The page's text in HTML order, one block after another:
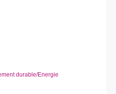
durable/Energie